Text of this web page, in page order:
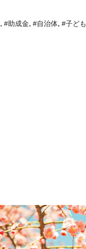
, #助成金, #自治体, #子ども